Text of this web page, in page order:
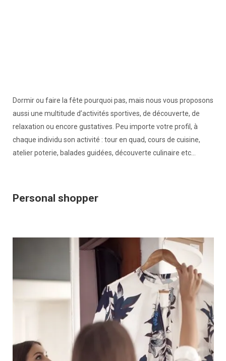
Dormir ou faire la fête pourquoi pas, mais nous vous proposons
aussi une multitude d’activités sportives, de découverte, de
relaxation ou encore gustatives. Peu importe votre profil, à
chaque individu son activité : tour en quad, cours de cuisine,
atelier poterie, balades guidées, découverte culinaire etc…
Personal shopper